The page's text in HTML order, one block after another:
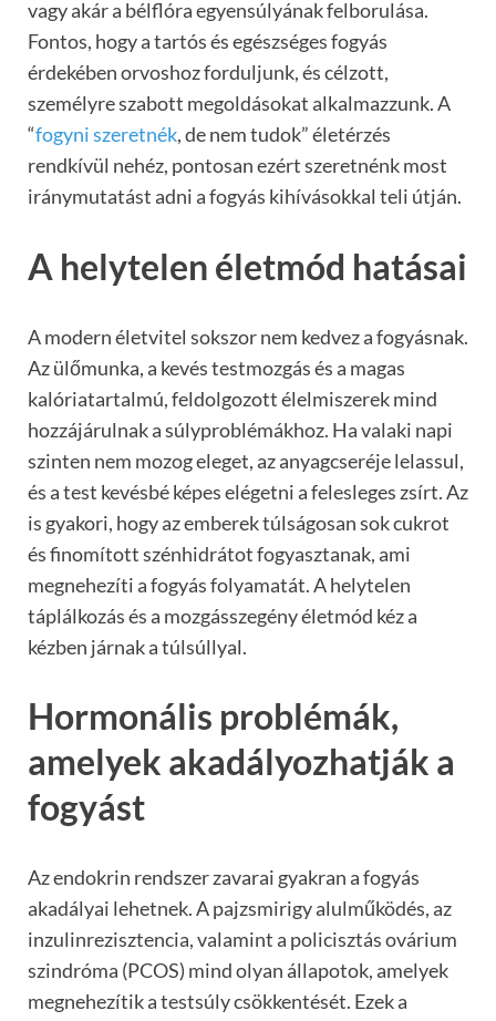
vagy akár a bélflóra egyensúlyának felborulása.
Fontos, hogy a tartós és egészséges fogyás
érdekében orvoshoz forduljunk, és célzott,
személyre szabott megoldásokat alkalmazzunk. A
“fogyni szeretnék, de nem tudok” életérzés
rendkívül nehéz, pontosan ezért szeretnénk most
iránymutatást adni a fogyás kihívásokkal teli útján.
A helytelen életmód hatásai
A modern életvitel sokszor nem kedvez a fogyásnak.
Az ülőmunka, a kevés testmozgás és a magas
kalóriatartalmú, feldolgozott élelmiszerek mind
hozzájárulnak a súlyproblémákhoz. Ha valaki napi
szinten nem mozog eleget, az anyagcseréje lelassul,
és a test kevésbé képes elégetni a felesleges zsírt. Az
is gyakori, hogy az emberek túlságosan sok cukrot
és finomított szénhidrátot fogyasztanak, ami
megnehezíti a fogyás folyamatát. A helytelen
táplálkozás és a mozgásszegény életmód kéz a
kézben járnak a túlsúllyal.
Hormonális problémák,
amelyek akadályozhatják a
fogyást
Az endokrin rendszer zavarai gyakran a fogyás
akadályai lehetnek. A pajzsmirigy alulműködés, az
inzulinrezisztencia, valamint a policisztás ovárium
szindróma (PCOS) mind olyan állapotok, amelyek
megnehezítik a testsúly csökkentését. Ezek a